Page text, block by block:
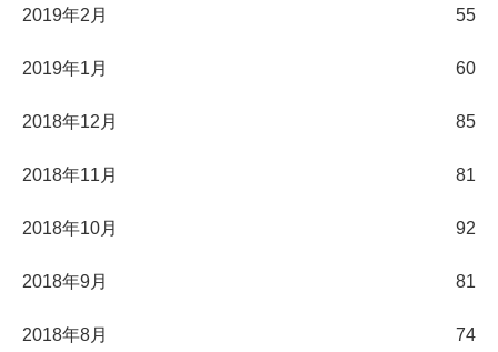
2019年2月 55
2019年1月 60
2018年12月 85
2018年11月 81
2018年10月 92
2018年9月 81
2018年8月 74